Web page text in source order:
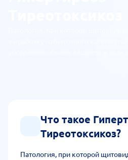
Что такое
Тиреотоксикоз?
Патология, при которой